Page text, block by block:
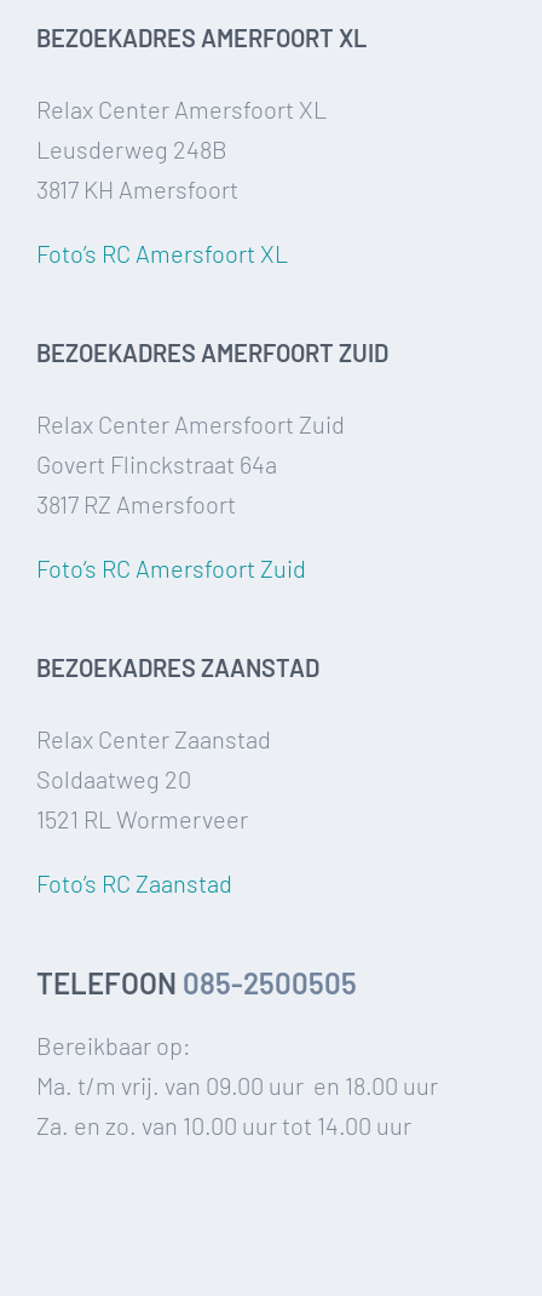
BEZOEKADRES AMERFOORT XL
Relax Center Amersfoort XL
Leusderweg 248B
3817 KH Amersfoort
Foto’s RC Amersfoort XL
BEZOEKADRES AMERFOORT ZUID
Relax Center Amersfoort Zuid
Govert Flinckstraat 64a
3817 RZ Amersfoort
Foto’s RC Amersfoort Zuid
BEZOEKADRES ZAANSTAD
Relax Center Zaanstad
Soldaatweg 20
1521 RL Wormerveer
Foto’s RC Zaanstad
TELEFOON 085-2500505
Bereikbaar op:
Ma. t/m vrij. van 09.00 uur en 18.00 uur
Za. en zo. van 10.00 uur tot 14.00 uur